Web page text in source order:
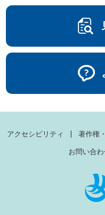
アクセシビリティ 著作権
お問い合わ